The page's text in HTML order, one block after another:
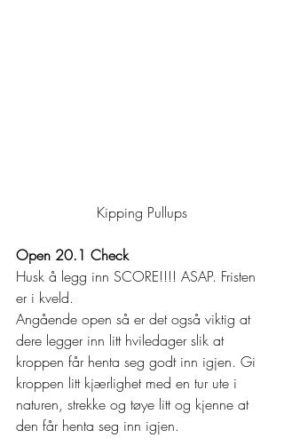
Kipping Pullups
Open 20.1 Check
Husk å legg inn SCORE!!!! ASAP. Fristen
er i kveld.
Angående open så er det også viktig at
dere legger inn litt hviledager slik at
kroppen får henta seg godt inn igjen. Gi
kroppen litt kjærlighet med en tur ute i
naturen, strekke og tøye litt og kjenne at
den får henta seg inn igjen.